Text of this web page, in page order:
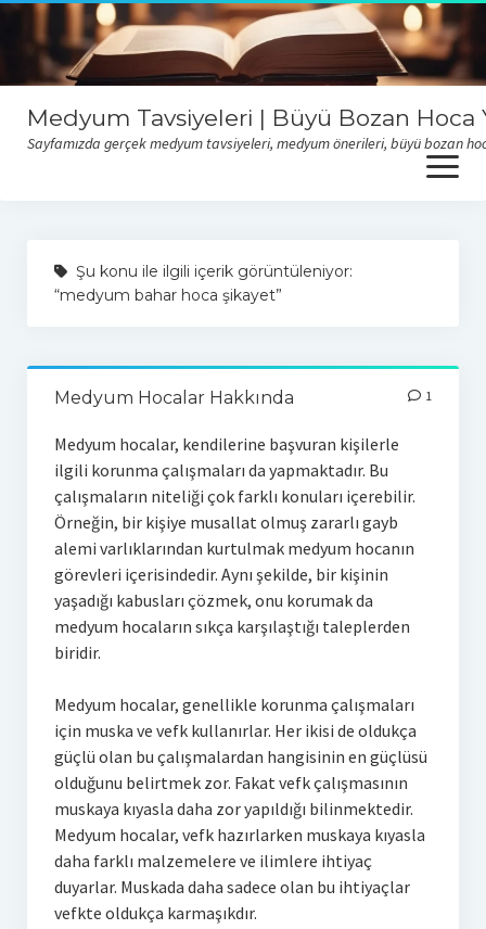
Medyum Tavsiyeleri | Büyü Bozan Hoca
Sayfamızda gerçek medyum tavsiyeleri, medyum önerileri, büyü bozan
open
menu
buraya tıklayabilirsiniz
Şu konu ile ilgili içerik görüntüleniyor:
“medyum bahar hoca şikayet”
Medyum Hocalar Hakkında 1
Medyum hocalar, kendilerine başvuran kişilerle
ilgili korunma çalışmaları da yapmaktadır. Bu
çalışmaların niteliği çok farklı konuları içerebilir.
Örneğin, bir kişiye musallat olmuş zararlı gayb
alemi varlıklarından kurtulmak medyum hocanın
görevleri içerisindedir. Aynı şekilde, bir kişinin
yaşadığı kabusları çözmek, onu korumak da
medyum hocaların sıkça karşılaştığı taleplerden
biridir.
Medyum hocalar, genellikle korunma çalışmaları
için muska ve vefk kullanırlar. Her ikisi de oldukça
güçlü olan bu çalışmalardan hangisinin en güçlüsü
olduğunu belirtmek zor. Fakat vefk çalışmasının
muskaya kıyasla daha zor yapıldığı bilinmektedir.
Medyum hocalar, vefk hazırlarken muskaya kıyasla
daha farklı malzemelere ve ilimlere ihtiyaç
duyarlar. Muskada daha sadece olan bu ihtiyaçlar
vefkte oldukça karmaşıkdır.